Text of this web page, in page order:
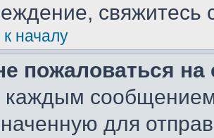
началу
пожаловаться
сообщением
для